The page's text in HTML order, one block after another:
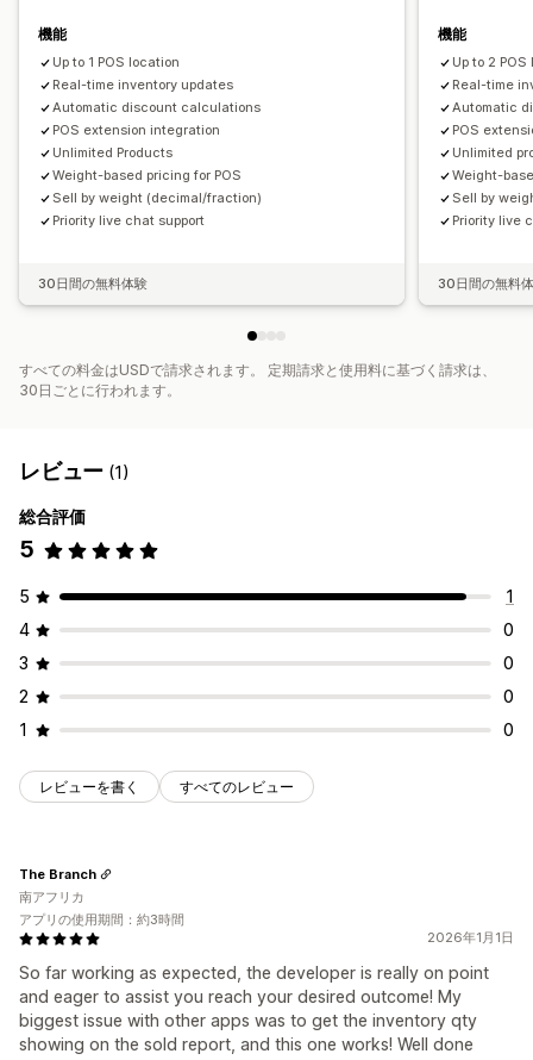
機能
Up to 1 POS location
Real-time inventory updates
Automatic discount calculations
POS extension integration
Unlimited Products
Weight-based pricing for POS
Sell by weight (decimal/fraction)
Priority live chat support
30日間の無料体験
機能
Up to 2
Real-time
Automatic
POS
Unlimited
Weight-
Sell by
Priority live
30日間の無料
すべての料金はUSDで請求されます。 定期請求と使用料に基づく請求は、
30日ごとに行われます。
レビュー (1)
総合評価
5
5
1
4
0
3
0
2
0
1
0
レビューを書く すべてのレビュー
2026年1月1日
So far working as expected, the developer is really on point
and eager to assist you reach your desired outcome! My
biggest issue with other apps was to get the inventory qty
showing on the sold report, and this one works! Well done
The Branch
南アフリカ
アプリの使用期間：約3時間